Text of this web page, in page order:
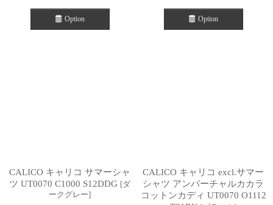
Option Option
CALICO キャリコ サマーシャ
ツ UT0070 C1000 S12DDG [ダ
ークグレー]
CALICO キャリコ excl.サマー
シャツ アンバーチャルカカラ
コットンカディ UT0070 O1112